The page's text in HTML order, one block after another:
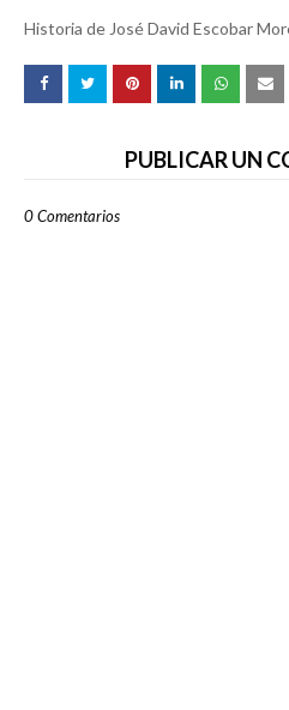
Historia de José David Escobar
PUBLICAR UN
0 Comentarios